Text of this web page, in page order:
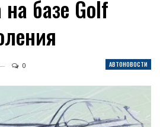
базе Golf
АВТОНОВОСТИ
0